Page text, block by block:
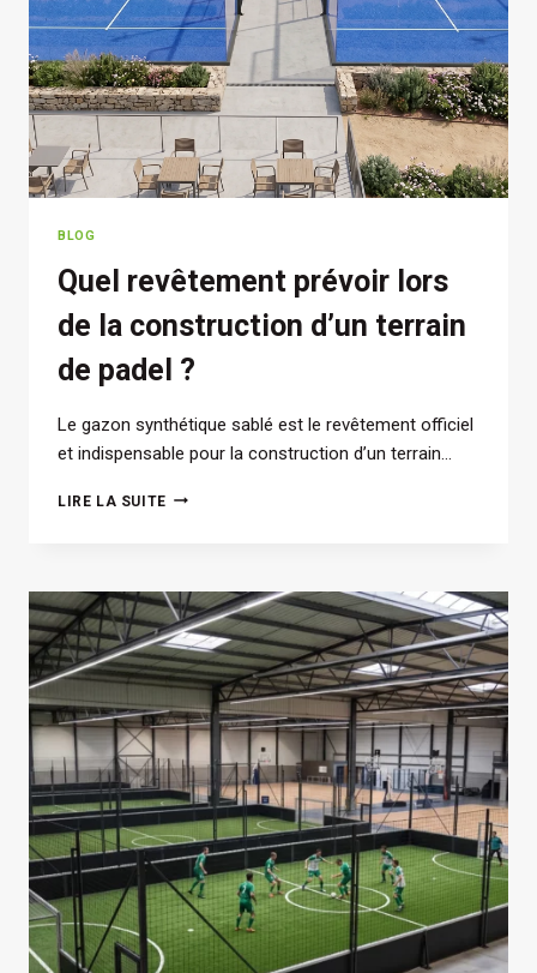
BLOG
Quel revêtement prévoir lors
de la construction d’un terrain
de padel ?
Le gazon synthétique sablé est le revêtement officiel
et indispensable pour la construction d’un terrain…
LIRE LA SUITEQUEL
LA
CONSTRUCTION
D’UN
TERRAIN
PADEL
?